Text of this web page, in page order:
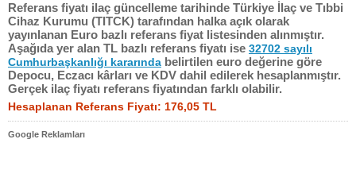
Referans fiyatı ilaç güncelleme tarihinde Türkiye İlaç ve Tıbbi
Cihaz Kurumu (TITCK) tarafından halka açık olarak
yayınlanan Euro bazlı referans fiyat listesinden alınmıştır.
Aşağıda yer alan TL bazlı referans fiyatı ise 32702 sayılı
Cumhurbaşkanlığı kararında belirtilen euro değerine göre
Depocu, Eczacı kârları ve KDV dahil edilerek hesaplanmıştır.
Gerçek ilaç fiyatı referans fiyatından farklı olabilir.
Hesaplanan Referans Fiyatı: 176,05 TL
Google Reklamları